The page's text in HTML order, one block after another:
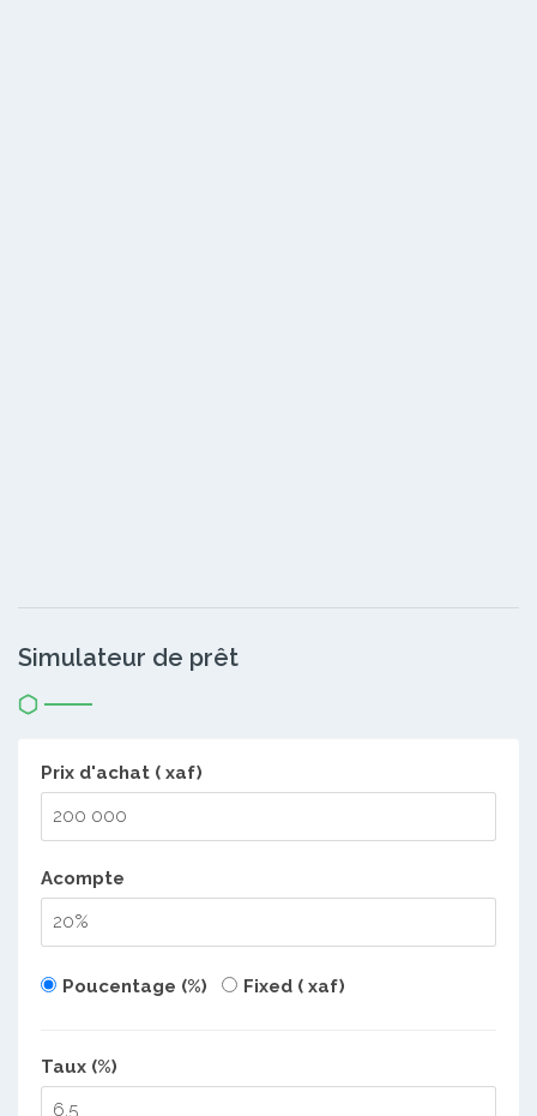
Simulateur de prêt
Prix d'achat ( xaf)
Acompte
Poucentage (%) Fixed ( xaf)
Taux (%)